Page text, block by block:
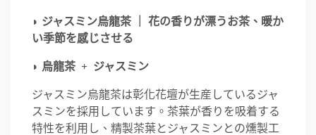
◗ ジャスミン烏龍茶 ｜ 花の香りが漂うお茶、暖か
い季節を感じさせる
◗ 烏龍茶 + ジャスミン
ジャスミン烏龍茶は彰化花壇が生産しているジャ
スミンを採用しています。茶葉が香りを吸着する
特性を利用し、精製茶葉とジャスミンとの燻製工